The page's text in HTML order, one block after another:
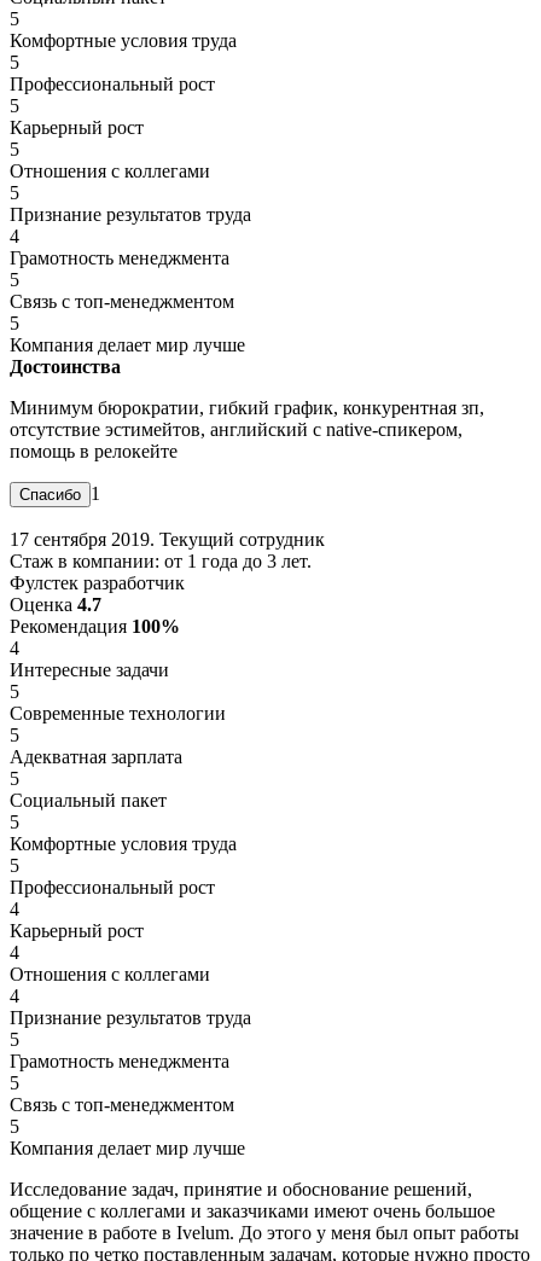
5
Комфортные условия труда
5
Профессиональный рост
5
Карьерный рост
5
Отношения с коллегами
5
Признание результатов труда
4
Грамотность менеджмента
5
Связь с топ-менеджментом
5
Компания делает мир лучше
Достоинства
Минимум бюрократии, гибкий график, конкурентная зп,
отсутствие эстимейтов, английский с native-спикером,
помощь в релокейте
1
17 сентября 2019. Текущий сотрудник
Стаж в компании: от 1 года до 3 лет.
Фулстек разработчик
Оценка 4.7
Рекомендация 100%
4
Интересные задачи
5
Современные технологии
5
Адекватная зарплата
5
Социальный пакет
5
Комфортные условия труда
5
Профессиональный рост
4
Карьерный рост
4
Отношения с коллегами
4
Признание результатов труда
5
Грамотность менеджмента
5
Связь с топ-менеджментом
5
Компания делает мир лучше
Исследование задач, принятие и обоснование решений,
общение с коллегами и заказчиками имеют очень большое
значение в работе в Ivelum. До этого у меня был опыт работы
только по четко поставленным задачам, которые нужно просто